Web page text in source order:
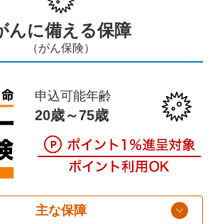
んに備える保障
（がん保険）
申込可能年齢
20歳～75歳
主な保障